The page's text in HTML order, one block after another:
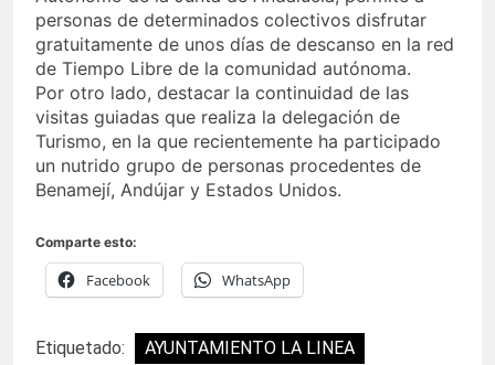
personas de determinados colectivos disfrutar
gratuitamente de unos días de descanso en la red
de Tiempo Libre de la comunidad autónoma.
Por otro lado, destacar la continuidad de las
visitas guiadas que realiza la delegación de
Turismo, en la que recientemente ha participado
un nutrido grupo de personas procedentes de
Benamejí, Andújar y Estados Unidos.
Comparte esto:
Facebook WhatsApp
Etiquetado:
AYUNTAMIENTO LA LINEA